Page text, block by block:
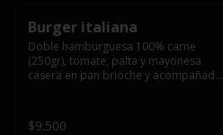
Burger italiana
Doble hamburguesa 100% carne
(250gr), tomate, palta y mayonesa
casera en pan brioche y acompañado
$9.500